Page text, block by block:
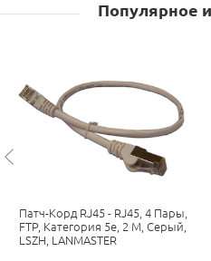
Популярное
Патч-Корд RJ45 - RJ45, 4 Пары,
FTP, Категория 5е, 2 М, Серый,
LSZH, LANMASTER